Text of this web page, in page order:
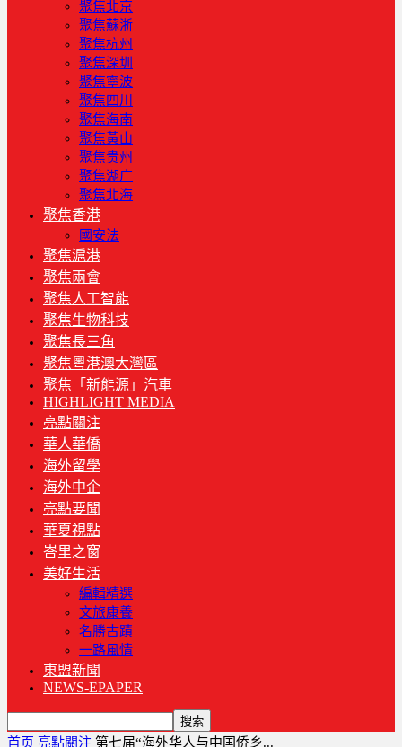
聚焦北京
聚焦蘇浙
聚焦杭州
聚焦深圳
聚焦寧波
聚焦四川
聚焦海南
聚焦黃山
聚焦贵州
聚焦湖广
聚焦北海
聚焦香港
國安法
聚焦滬港
聚焦兩會
聚焦人工智能
聚焦生物科技
聚焦長三角
聚焦粵港澳大灣區
聚焦「新能源」汽車
HIGHLIGHT MEDIA
亮點關注
華人華僑
海外留學
海外中企
亮點要聞
華夏視點
峇里之窗
美好生活
編輯精選
文旅康養
名勝古蹟
一路風情
東盟新聞
NEWS-EPAPER
首页 亮點關注 第七届“海外华人与中国侨乡...